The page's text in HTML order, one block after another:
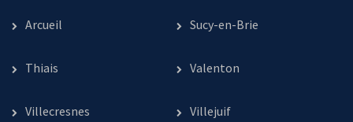
Arcueil Sucy-en-Brie
Thiais Valenton
Villecresnes Villejuif